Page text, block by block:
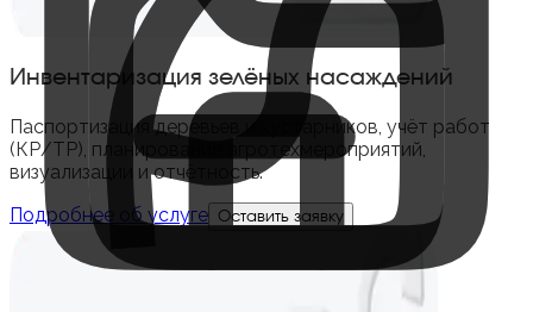
Инвентаризация зелёных насаждений
Паспортизация деревьев и кустарников, учёт работ
(КР/ТР), планирование агротехмероприятий,
визуализации и отчётность.
Подробнее об услуге
Оставить заявку